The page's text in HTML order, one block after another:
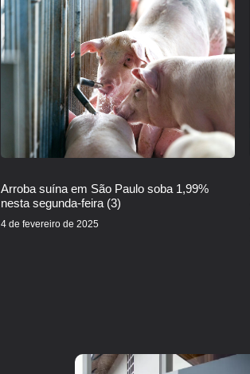
Arroba suína em São Paulo soba 1,99%
nesta segunda-feira (3)
4 de fevereiro de 2025